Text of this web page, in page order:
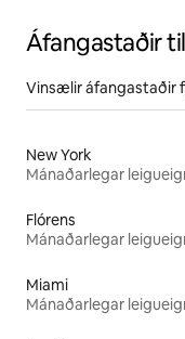
Áfangastaðir
Vinsælir áfangastaðir
New York
Mánaðarlegar
Flórens
Mánaðarlegar
Miami
Mánaðarlegar